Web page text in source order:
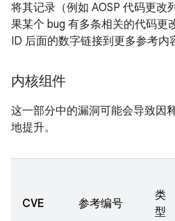
将其记录（例如 AOSP 代码更改
果某个 bug 有多条相关的代码更
ID 后面的数字链接到更多参考内
内核组件
这一部分中的漏洞可能会导致因
地提升。
CVE 参考编号
类
型